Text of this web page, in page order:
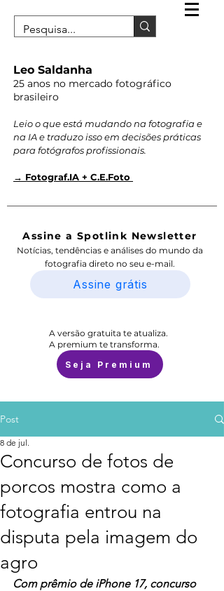
Leo Saldanha
25 anos no mercado fotográfico
brasileiro
Leio o que está mudando na fotografia e
na IA e traduzo isso em decisões práticas
para fotógrafos profissionais.
→ Fotograf.IA + C.E.Foto
Assine a Spotlink Newsletter
Notícias, tendências e análises do mundo da
fotografia direto no seu e-mail.
Assine grátis
A versão gratuita te atualiza.
A premium te transforma.
Seja Premium
Post
Concurso de fotos de
porcos mostra como a
fotografia entrou na
disputa pela imagem do
agro
8 de jul.
Com prêmio de iPhone 17, concurso